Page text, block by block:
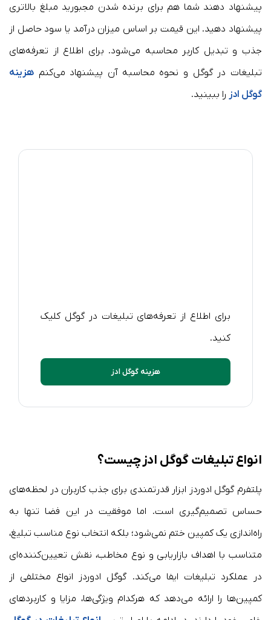
پیشنهاد دهند شما هم برای برنده شدن مجبورید مبلغ بالاتری
پیشنهاد دهید. این قیمت بر اساس میزان درآمد یا سود حاصل از
جذب و تبدیل کاربر محاسبه می‌شود. برای اطلاع از تعرفه‌های
تبلیغات در گوگل و نحوه محاسبه آن پیشنهاد می‌کنم هزینه
گوگل ادز را ببینید.
برای اطلاع از تعرفه‌‌های تبلیغات در گوگل کلیک
کنید.
هزینه گوگل ادز
انواع تبلیغات گوگل ادز چیست؟
پلتفرم گوگل ادوردز ابزار قدرتمندی برای جذب کاربران در لحظه‌های
حساس تصمیم‌گیری است. اما موفقیت در این فضا تنها به
راه‌اندازی یک کمپین ختم نمی‌شود؛ بلکه انتخاب نوع مناسب تبلیغ،
متناسب با اهداف بازاریابی و نوع مخاطب، نقش تعیین‌کننده‌ای
در عملکرد تبلیغات ایفا می‌کند. گوگل ادوردز انواع مختلفی از
کمپین‌ها را ارائه می‌دهد که هرکدام ویژگی‌ها، مزایا و کاربردهای